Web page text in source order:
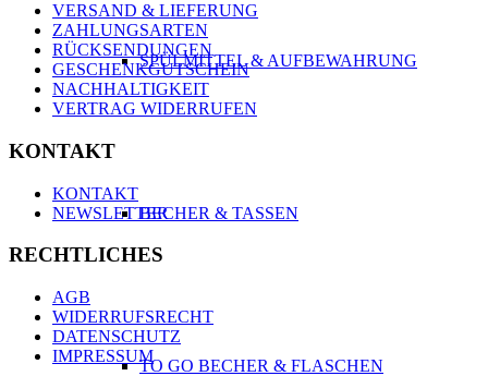
SPÜLMITTEL & AUFBEWAHRUNG
BECHER & TASSEN
TO GO BECHER & FLASCHEN
VERSAND & LIEFERUNG
ZAHLUNGSARTEN
RÜCKSENDUNGEN
GESCHENKGUTSCHEIN
NACHHALTIGKEIT
VERTRAG WIDERRUFEN
KONTAKT
KONTAKT
NEWSLETTER
RECHTLICHES
AGB
WIDERRUFSRECHT
DATENSCHUTZ
IMPRESSUM